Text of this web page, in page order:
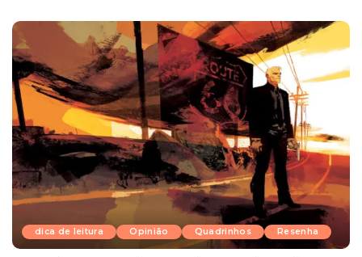
dica de leitura Opinião Quadrinhos Resenha